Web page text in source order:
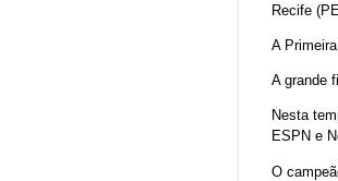
Recife
A
A grande
Nesta
ESPN e
O